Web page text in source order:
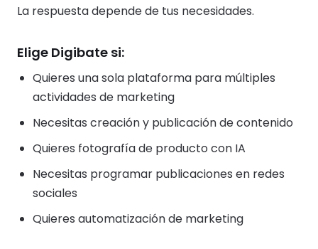
La respuesta depende de tus necesidades.
Elige Digibate si:
Quieres una sola plataforma para múltiples
actividades de marketing
Necesitas creación y publicación de contenido
Quieres fotografía de producto con IA
Necesitas programar publicaciones en redes
sociales
Quieres automatización de marketing